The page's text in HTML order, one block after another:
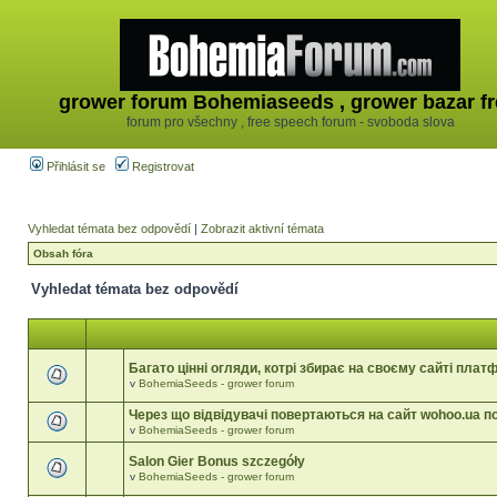
grower forum Bohemiaseeds , grower bazar
forum pro všechny , free speech forum - svoboda slova
Přihlásit se Registrovat
Vyhledat témata bez odpovědí | Zobrazit aktivní témata
Obsah fóra
Vyhledat témata bez odpovědí
Багато цінні огляди, котрі збирає на своєму сайті
v BohemiaSeeds - grower forum
Через що відвідувачі повертаються на сайт wohoo.ua
v BohemiaSeeds - grower forum
Salon Gier Bonus szczegóły
v BohemiaSeeds - grower forum